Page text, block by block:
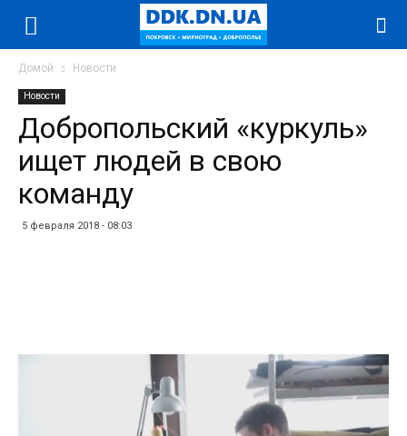
Домой Новости
Новости
Добропольский «куркуль»
ищет людей в свою
команду
5 февраля 2018 - 08:03